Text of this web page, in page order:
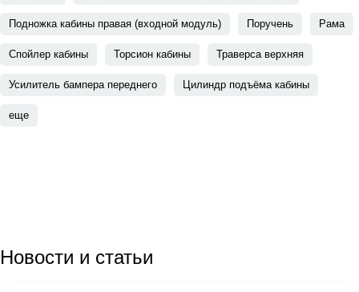
Подножка кабины правая (входной модуль) Поручень Рама
Спойлер кабины Торсион кабины Траверса верхняя
Усилитель бампера переднего Цилиндр подъёма кабины
еще
Новости и статьи